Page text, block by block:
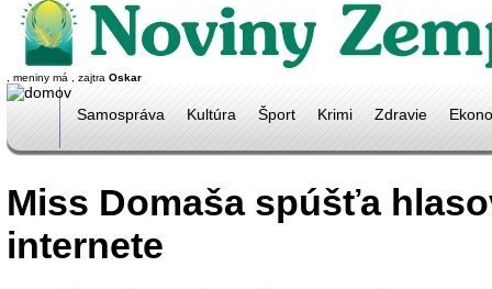
, meniny má , zajtra Oskar
Samospráva Kultúra Šport Krimi Zdravie
Miss Domaša spúšťa
internete